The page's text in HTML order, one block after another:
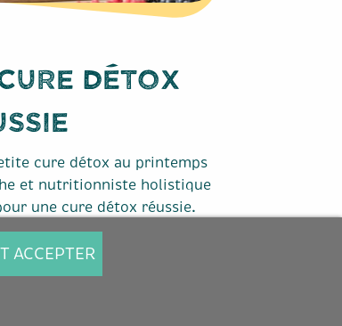
détox
cure détox au printemps
et nutritionniste holistique
une cure détox réussie.
ACCEPTER